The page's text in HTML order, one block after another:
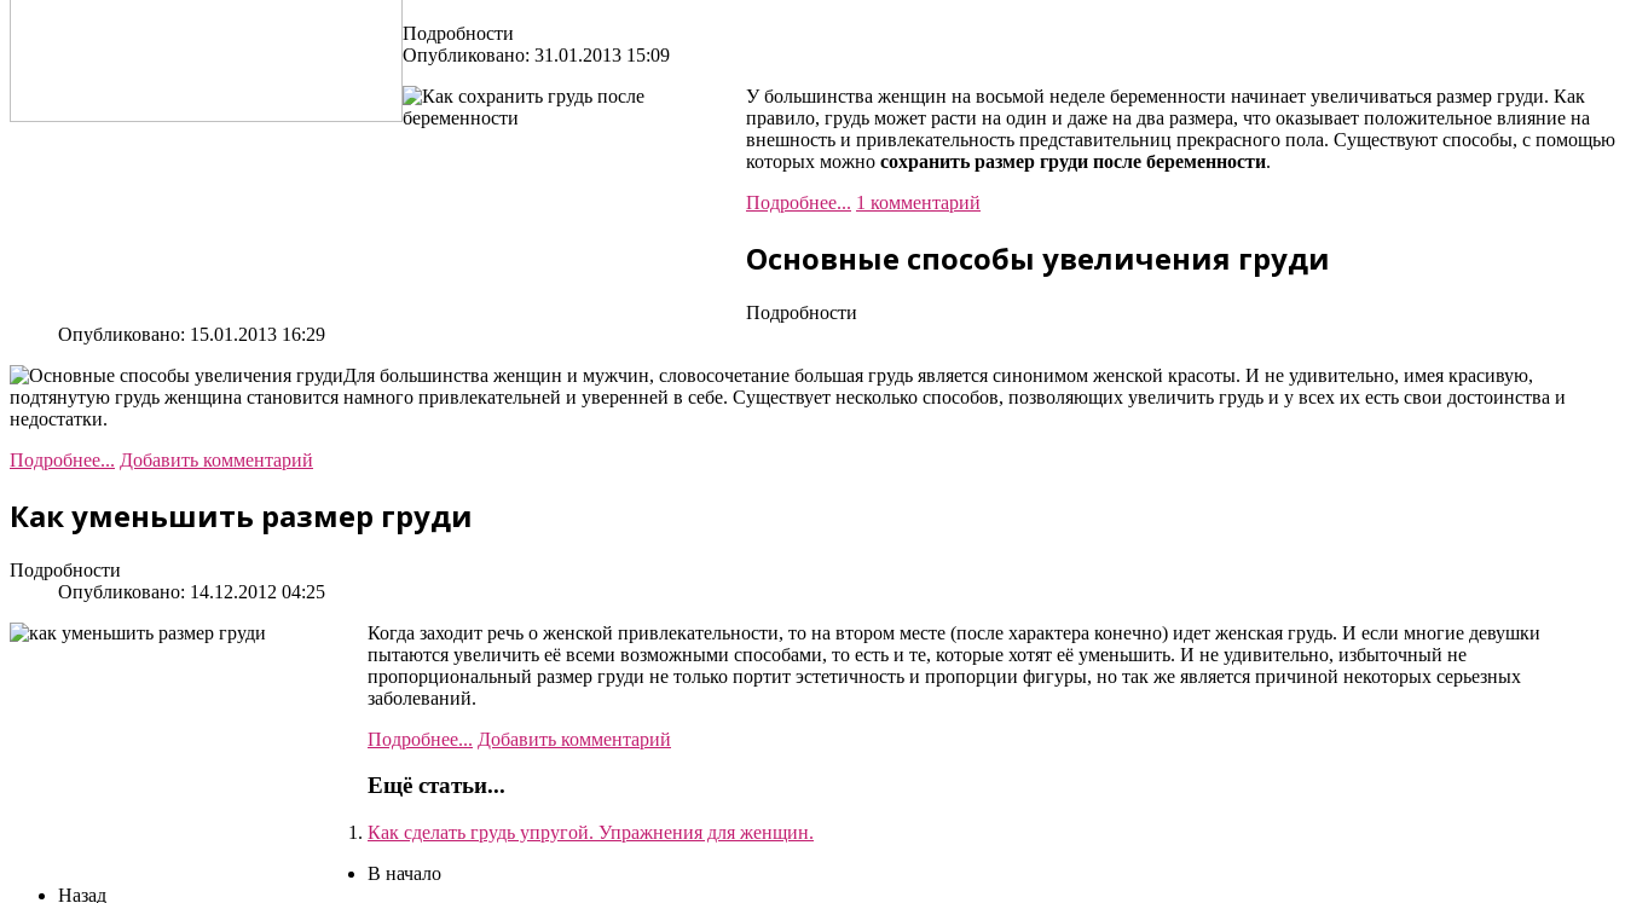
Подробности
Опубликовано: 31.01.2013 15:09
У большинства женщин на восьмой неделе беременности начинает увеличиваться размер груди. Как
правило, грудь может расти на один и даже на два размера, что оказывает положительное влияние на
внешность и привлекательность представительниц прекрасного пола. Существуют способы, с помощью
которых можно сохранить размер груди после беременности.
Подробнее... 1 комментарий
Основные способы увеличения груди
Подробности
Опубликовано: 15.01.2013 16:29
Для большинства женщин и мужчин, словосочетание большая грудь является синонимом женской красоты. И не удивительно, имея красивую,
подтянутую грудь женщина становится намного привлекательней и уверенней в себе. Существует несколько способов, позволяющих увеличить грудь и у всех их есть свои достоинства и
недостатки.
Подробнее... Добавить комментарий
Как уменьшить размер груди
Подробности
Опубликовано: 14.12.2012 04:25
Когда заходит речь о женской привлекательности, то на втором месте (после характера конечно) идет женская грудь. И если многие девушки
пытаются увеличить её всеми возможными способами, то есть и те, которые хотят её уменьшить. И не удивительно, избыточный не
пропорциональный размер груди не только портит эстетичность и пропорции фигуры, но так же является причиной некоторых серьезных
заболеваний.
Подробнее... Добавить комментарий
Ещё статьи...
Как сделать грудь упругой. Упражнения для женщин.
В начало
Назад